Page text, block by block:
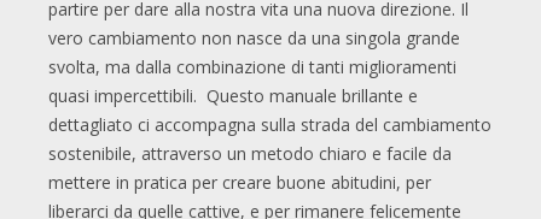
partire per dare alla nostra vita una nuova direzione. Il
vero cambiamento non nasce da una singola grande
svolta, ma dalla combinazione di tanti miglioramenti
quasi impercettibili. Questo manuale brillante e
dettagliato ci accompagna sulla strada del cambiamento
sostenibile, attraverso un metodo chiaro e facile da
mettere in pratica per creare buone abitudini, per
liberarci da quelle cattive, e per rimanere felicemente